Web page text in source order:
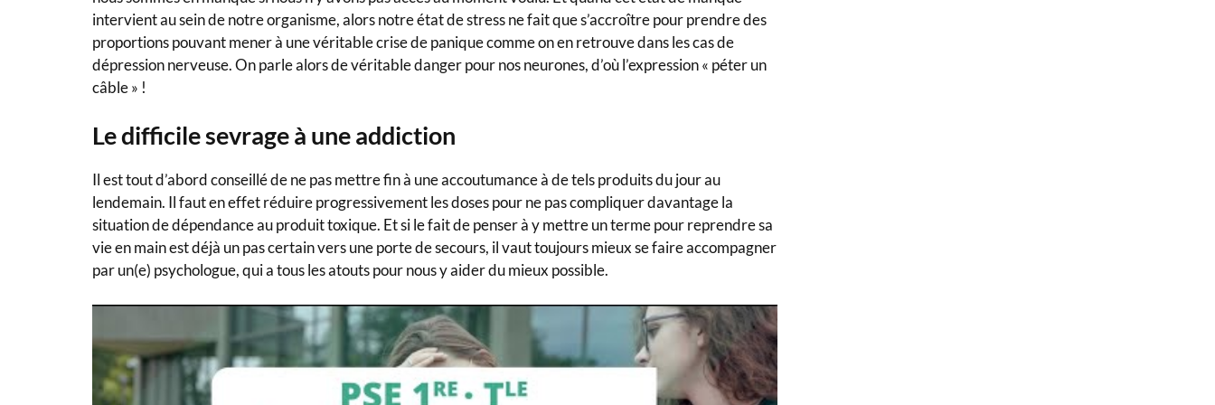
intervient au sein de notre organisme, alors notre état de stress ne fait que s’accroître pour prendre des
proportions pouvant mener à une véritable crise de panique comme on en retrouve dans les cas de
dépression nerveuse. On parle alors de véritable danger pour nos neurones, d’où l’expression « péter un
câble » !
Le difficile sevrage à une addiction
Il est tout d’abord conseillé de ne pas mettre fin à une accoutumance à de tels produits du jour au
lendemain. Il faut en effet réduire progressivement les doses pour ne pas compliquer davantage la
situation de dépendance au produit toxique. Et si le fait de penser à y mettre un terme pour reprendre sa
vie en main est déjà un pas certain vers une porte de secours, il vaut toujours mieux se faire accompagner
par un(e) psychologue, qui a tous les atouts pour nous y aider du mieux possible.